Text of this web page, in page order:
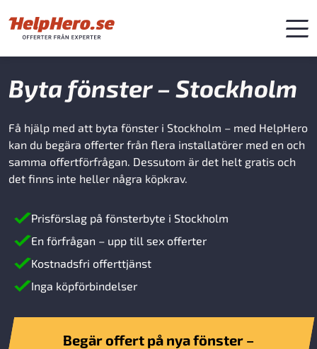
Byta fönster – Stockholm
Få hjälp med att byta fönster i Stockholm – med HelpHero
kan du begära offerter från flera installatörer med en och
samma offertförfrågan. Dessutom är det helt gratis och
det finns inte heller några köpkrav.
Prisförslag på fönsterbyte i Stockholm
En förfrågan – upp till sex offerter
Kostnadsfri offerttjänst
Inga köpförbindelser
Begär offert på nya fönster –